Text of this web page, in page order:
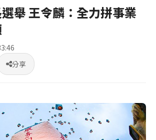
舉 王令麟：全力拼事業
分享